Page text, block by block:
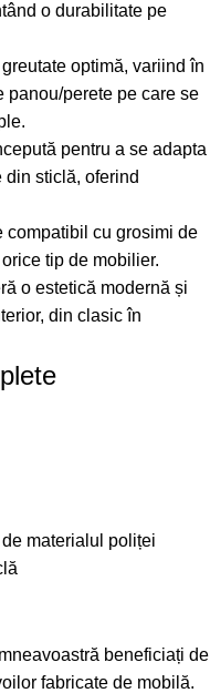
o durabilitate pe
optimă, variind în
panou/perete pe care se
pentru a se adapta
sticlă, oferind
compatibil cu grosimi de
tip de mobilier.
o estetică modernă și
din clasic în
materialul poliței
beneficiați de
fabricate de mobilă.